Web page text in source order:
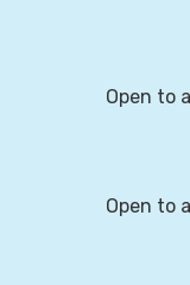
Open to
Open to